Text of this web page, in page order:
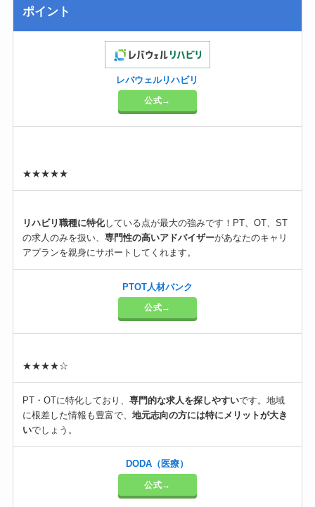
ポイント
レバウェルリハビリ
公式→
★★★★★
リハビリ職種に特化している点が最大の強みです！PT、OT、ST
の求人のみを扱い、専門性の高いアドバイザーがあなたのキャリ
アプランを親身にサポートしてくれます。
PTOT人材バンク
公式→
★★★★☆
PT・OTに特化しており、専門的な求人を探しやすいです。地域
に根差した情報も豊富で、地元志向の方には特にメリットが大き
いでしょう。
DODA（医療）
公式→